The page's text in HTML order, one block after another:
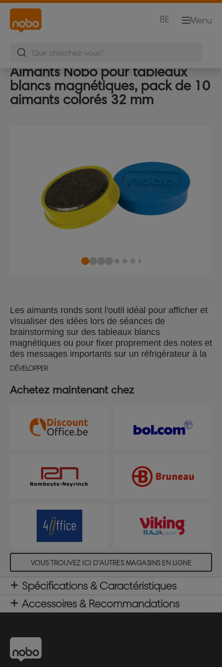
Menu
BE
Aimants Nobo pour tableaux
blancs magnétiques, pack de 10
aimants colorés 32 mm
Les aimants ronds sont l'outil idéal pour afficher et
visualiser des idées lors de séances de
brainstorming sur des tableaux blancs
magnétiques ou pour fixer proprement des notes et
des messages importants sur un réfrigérateur à la
maison. Ces aimants colorés, d'un diamètre de 32
papier A4 de 80 grs. Puissance de l'aimant 800
DÉVELOPPER
Achetez maintenant chez
VOUS TROUVEZ ICI D'AUTRES MAGASINS EN LIGNE
Spécifications & Caractéristiques
Accessoires & Recommandations